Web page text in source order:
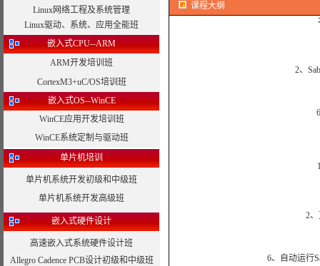
Linux网络工程及系统管理
Linux驱动、系统、应用全能班
嵌入式CPU--ARM
ARM开发培训班
CortexM3+uC/OS培训班
嵌入式OS--WinCE
WinCE应用开发培训班
WinCE系统定制与驱动班
单片机培训
单片机系统开发初级和中级班
单片机系统开发高级班
嵌入式硬件设计
高速嵌入式系统硬件设计班
Allegro Cadence PCB设计初级和中级班
课程大纲
2、
2
6、自动运行